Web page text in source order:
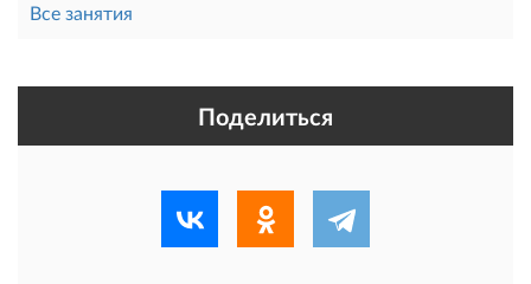
Все занятия
Поделиться